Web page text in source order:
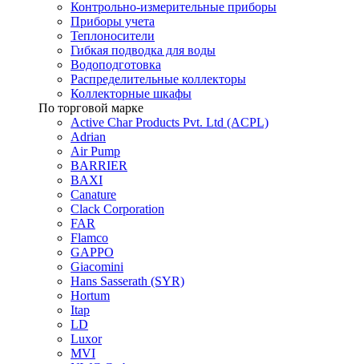
Контрольно-измерительные приборы
Приборы учета
Теплоносители
Гибкая подводка для воды
Водоподготовка
Распределительные коллекторы
Коллекторные шкафы
По торговой марке
Active Char Products Pvt. Ltd (ACPL)
Adrian
Air Pump
BARRIER
BAXI
Canature
Clack Corporation
FAR
Flamco
GAPPO
Giacomini
Hans Sasserath (SYR)
Hortum
Itap
LD
Luxor
MVI